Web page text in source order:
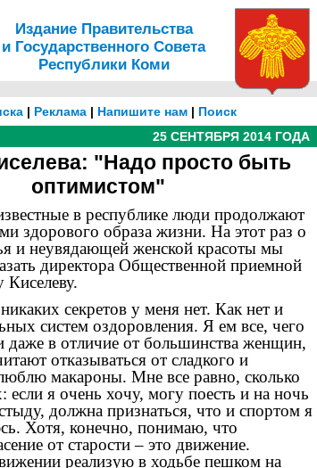
Издание Правительства
и Государственного Совета
Республики Коми
| Реклама | Напишите нам | Поиск
25 СЕНТЯБРЯ 2014 ГОДА
"Надо просто быть
оптимистом"
в республике люди продолжают
здорового образа жизни. На этот раз о
и неувядающей женской красоты мы
директора Общественной приемной
секретов у меня нет. Как нет и
систем оздоровления. Я ем все, чего
даже в отличие от большинства женщин,
отказываться от сладкого и
макароны. Мне все равно, сколько
если я очень хочу, могу поесть и на ночь
должна признаться, что и спортом я
Хотя, конечно, понимаю, что
от старости – это движение.
реализую в ходьбе пешком на